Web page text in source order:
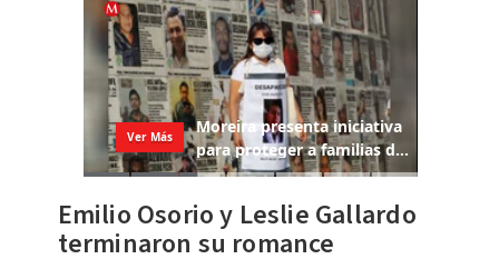
Emilio Osorio y Leslie Gallardo
terminaron su romance